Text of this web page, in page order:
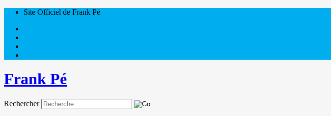
Site Officiel de Frank Pé
Frank Pé
Rechercher